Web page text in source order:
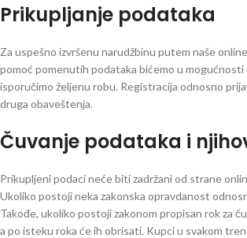
Prikupljanje podataka
Za uspešno izvršenu narudžbinu putem naše
pomoć pomenutih podataka bićemo u
isporučimo željenu robu. Registracija odnosno
druga obaveštenja.
Čuvanje podataka i
Prikupljeni podaci neće biti zadržani od strane
Ukoliko postoji neka zakonska opravdanost
Takođe, ukoliko postoji zakonom propisan rok za
a po isteku roka će ih obrisati. Kupci u svakom